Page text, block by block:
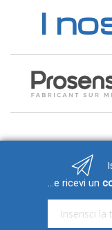
I
...e ricevi un
Iscriviti alla